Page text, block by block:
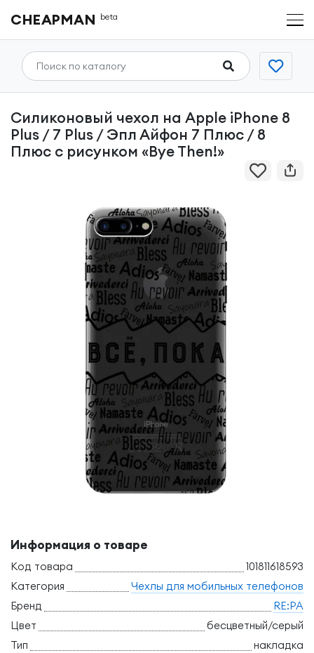
CHEAPMAN beta
Силиконовый чехол на Apple iPhone 8
Plus / 7 Plus / Эпл Айфон 7 Плюс / 8
Плюс с рисунком «Bye Then!»
Информация о товаре
Код товара
101811618593
Категория
Чехлы для мобильных телефонов
Бренд
RE:PA
Цвет
бесцветный/серый
Тип
накладка